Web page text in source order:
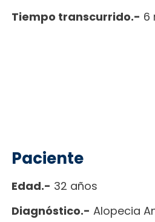
Tiempo transcurrido.- 6
Paciente
Edad.- 32 años
Diagnóstico.- Alopecia